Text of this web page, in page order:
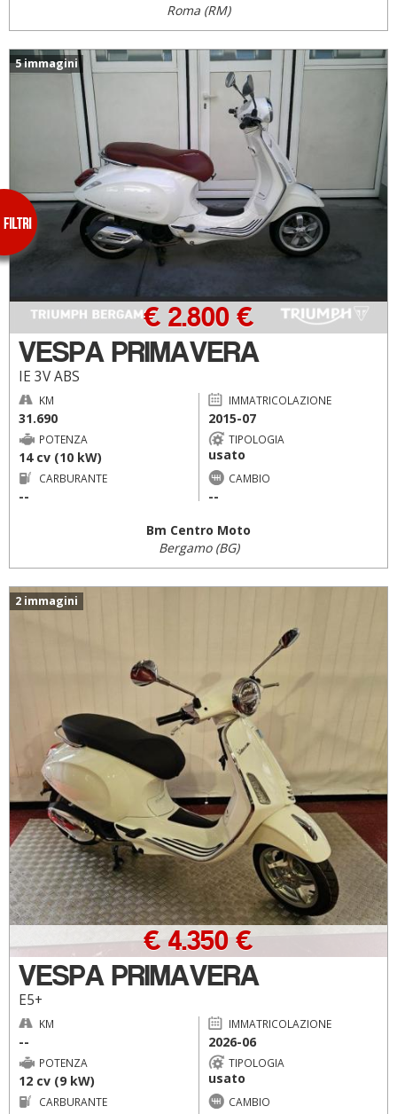
Roma (RM)
5 immagini
VESPA PRIMAVERA
IE 3V ABS
€ 2.800 €
KM
31.690
IMMATRICOLAZIONE
2015-07
POTENZA
14 cv (10 kW)
TIPOLOGIA
usato
CARBURANTE
--
CAMBIO
--
Bm Centro Moto
Bergamo (BG)
2 immagini
VESPA PRIMAVERA
E5+
€ 4.350 €
KM
--
IMMATRICOLAZIONE
2026-06
POTENZA
12 cv (9 kW)
TIPOLOGIA
usato
CARBURANTE CAMBIO